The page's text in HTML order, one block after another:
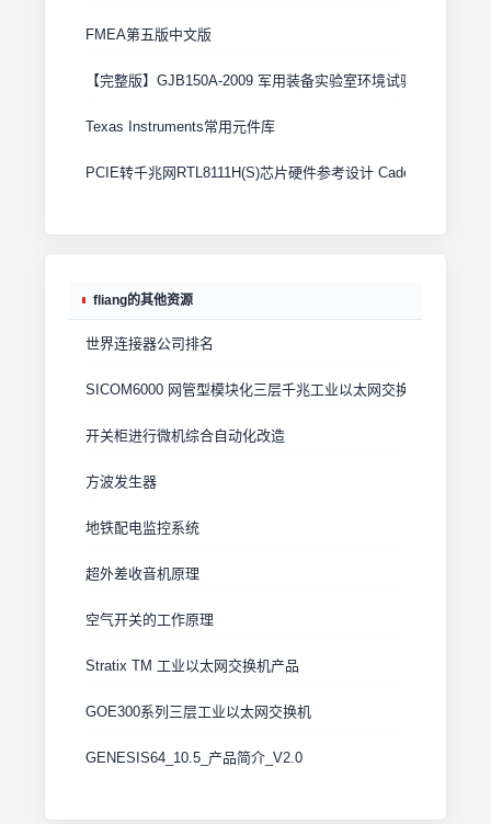
FMEA第五版中文版
【完整版】GJB150A-2009 军用装备实验室环境试验方法
Texas Instruments常用元件库
PCIE转千兆网RTL8111H(S)芯片硬件参考设计 Cadence原理图
fliang的其他资源
世界连接器公司排名
SICOM6000 网管型模块化三层千兆工业以太网交换机
开关柜进行微机综合自动化改造
方波发生器
地铁配电监控系统
超外差收音机原理
空气开关的工作原理
Stratix TM 工业以太网交换机产品
GOE300系列三层工业以太网交换机
GENESIS64_10.5_产品简介_V2.0